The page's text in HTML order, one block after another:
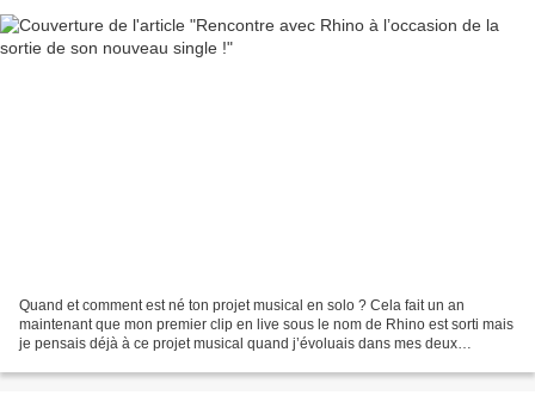
Quand et comment est né ton projet musical en solo ? Cela fait un an
maintenant que mon premier clip en live sous le nom de Rhino est sorti mais
je pensais déjà à ce projet musical quand j’évoluais dans mes deux